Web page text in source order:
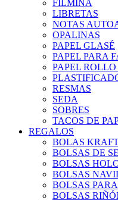
FILMINA
LIBRETAS
NOTAS
OPALINAS
PAPEL GLASÉ
PAPEL PARA
PAPEL
RESMAS
SEDA
SOBRES
TACOS DE
REGALOS
BOLAS
BOLSAS DE
BOLSAS
BOLSAS
BOLSAS
BOLSAS